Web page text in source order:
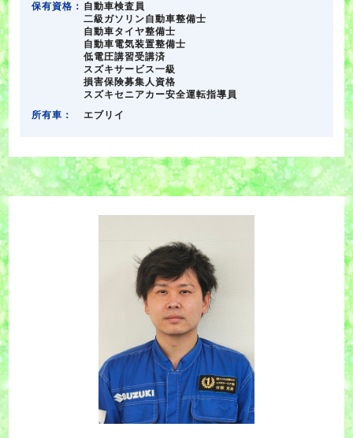
保有資格： 自動車検査員
二級ガソリン自動車整備士
自動車タイヤ整備士
自動車電気装置整備士
低電圧講習受講済
スズキサービス一級
損害保険募集人資格
スズキセニアカー安全運転指導員
所有車：
エブリイ